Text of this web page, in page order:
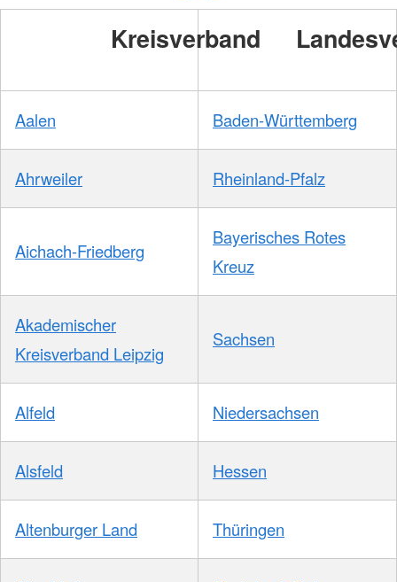
Kreisverband
Aalen Baden-Württemberg
Ahrweiler Rheinland-Pfalz
Aichach-Friedberg
Bayerisches Rotes
Kreuz
Akademischer
Kreisverband Leipzig
Sachsen
Alfeld Niedersachsen
Alsfeld Hessen
Altenburger Land Thüringen